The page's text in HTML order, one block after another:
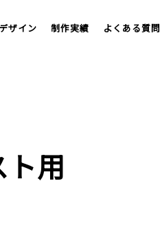
デザイン 制作実績 よくある質問
ト用